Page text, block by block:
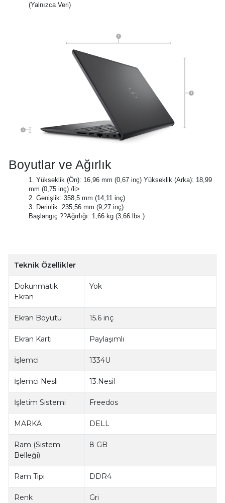
(Yalnızca Veri)
Boyutlar ve Ağırlık
1. Yükseklik (Ön): 16,96 mm (0,67 inç) Yükseklik (Arka): 18,99
mm (0,75 inç) /li>
2. Genişlik: 358,5 mm (14,11 inç)
3. Derinlik: 235,56 mm (9,27 inç)
Başlangıç ??Ağırlığı: 1,66 kg (3,66 lbs.)
Teknik Özellikler
Dokunmatik
Ekran
Yok
Ekran Boyutu 15.6 inç
Ekran Kartı Paylaşımlı
İşlemci 1334U
İşlemci Nesli 13.Nesil
İşletim Sistemi Freedos
MARKA DELL
Ram (Sistem
Belleği)
8 GB
Ram Tipi DDR4
Renk Gri